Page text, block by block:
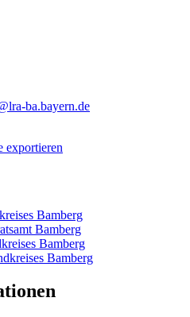
ba.bayern.de
exportieren
Bamberg
Bamberg
Bamberg
Bamberg